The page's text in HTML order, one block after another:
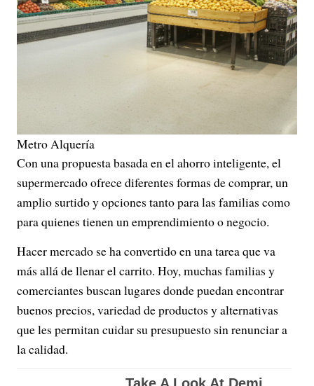
Metro Alquería
Con una propuesta basada en el ahorro inteligente, el
supermercado ofrece diferentes formas de comprar, un
amplio surtido y opciones tanto para las familias como
para quienes tienen un emprendimiento o negocio.
Hacer mercado se ha convertido en una tarea que va
más allá de llenar el carrito. Hoy, muchas familias y
comerciantes buscan lugares donde puedan encontrar
buenos precios, variedad de productos y alternativas
que les permitan cuidar su presupuesto sin renunciar a
la calidad.